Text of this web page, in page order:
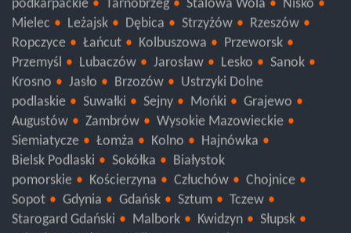
podkarpackie
Tarnobrzeg Stalowa Wola
Nisko
Mielec
Leżajsk Dębica Strzyżów
Rzeszów
Ropczyce
Łańcut Kolbuszowa
Przeworsk
Przemyśl
Lubaczów Jarosław Lesko
Sanok
Krosno
Jasło Brzozów
Ustrzyki Dolne
podlaskie
Suwałki Sejny Mońki
Grajewo
Augustów
Zambrów
Wysokie Mazowieckie
Siemiatycze
Łomża Kolno
Hajnówka
Bielsk Podlaski
Sokółka
Białystok
pomorskie
Kościerzyna Człuchów
Chojnice
Sopot
Gdynia Gdańsk Sztum
Tczew
Starogard Gdański
Malbork Kwidzyn
Słupsk